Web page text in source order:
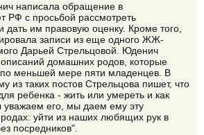
написала обращение в
РФ с просьбой рассмотреть
дать им правовую оценку. Кроме того,
записи из еще одного ЖЖ-
Дарьей Стрельцовой. Юденич
домашних родов, которые
по меньшей мере пяти младенцев. В
из таких постов Стрельцова пишет, что
ребенка - жить или умереть и как
его, мы даем ему эту
уйти из наших любящих рук в
посредников".